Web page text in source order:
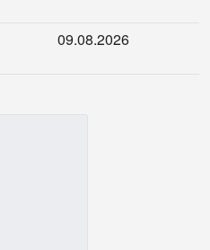
09.08.2026